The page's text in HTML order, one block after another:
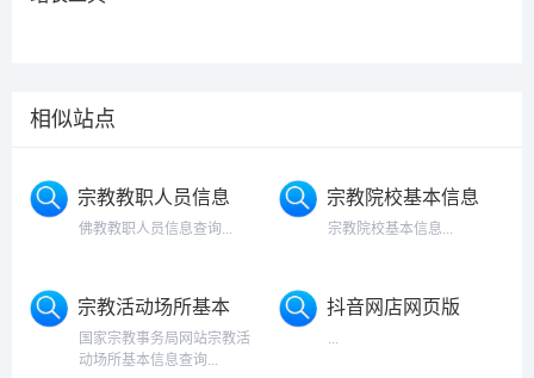
相似站点
宗教教职人员信息
查询
佛教教职人员信息查询...
宗教院校基本信息
宗教院校基本信息...
宗教活动场所基本
信息
国家宗教事务局网站宗教活
动场所基本信息查询...
抖音网店网页版
...